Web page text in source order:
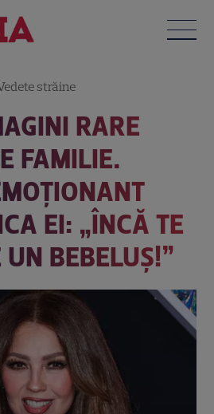
străine
RARE
FAMILIE.
EI: „ÎNCĂ TE
BEBELUȘ!”